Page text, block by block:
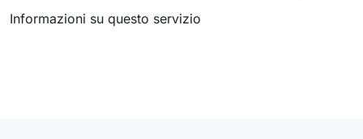
Informazioni su questo servizio